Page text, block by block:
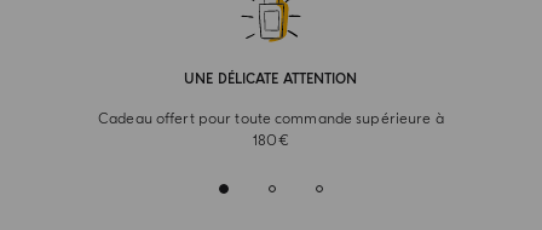
UNE DÉLICATE ATTENTION
Cadeau offert pour toute commande supérieure à
180€